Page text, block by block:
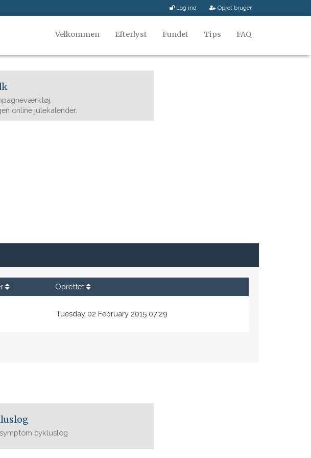
Log ind Opret bruger
Velkommen Efterlyst Fundet Tips FAQ
online julekalender.
Oprettet
Tuesday 02 February 2015 07:29
cykluslog